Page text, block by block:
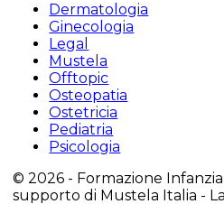
Dermatologia
Ginecologia
Legal
Mustela
Offtopic
Osteopatia
Ostetricia
Pediatria
Psicologia
© 2026 - Formazione Infanzia
supporto di Mustela Italia -